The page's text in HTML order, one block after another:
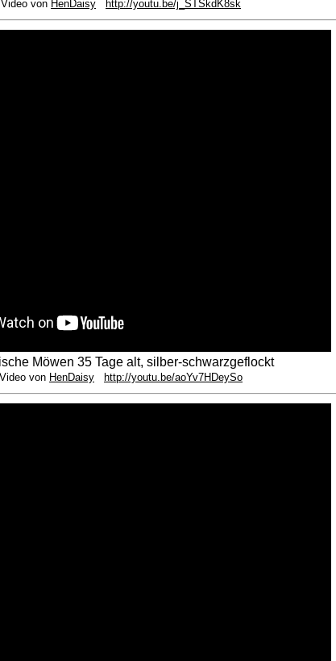
Video von HenDaisy http://youtu.be/j_STSkdK8sk
Möwen 35 Tage alt, silber-schwarzgeflockt
von HenDaisy http://youtu.be/aoYv7HDeySo